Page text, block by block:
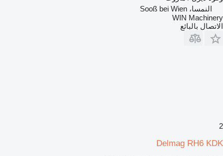
النمسا، Sooß bei Wien
WIN Machinery
الاتصال بالبائع
2
Delmag RH6 KDK